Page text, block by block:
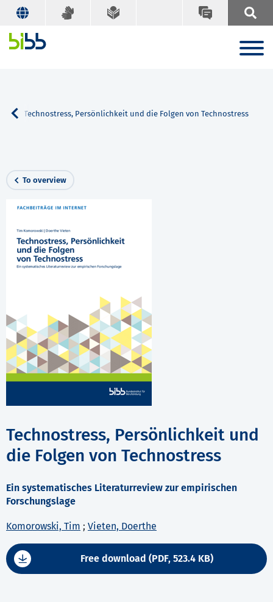
Technostress, Persönlichkeit und die Folgen von Technostress
To overview
Technostress, Persönlichkeit und
die Folgen von Technostress
Ein systematisches Literaturreview zur empirischen
Forschungslage
Komorowski, Tim ; Vieten, Doerthe
Free download (PDF, 523.4 KB)